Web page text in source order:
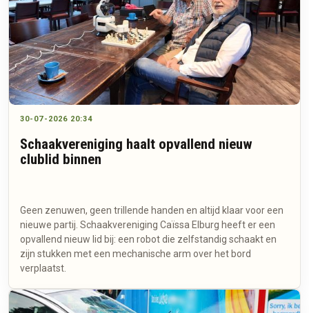
30-07-2026 20:34
Schaakvereniging haalt opvallend nieuw
clublid binnen
Geen zenuwen, geen trillende handen en altijd klaar voor een
nieuwe partij. Schaakvereniging Caïssa Elburg heeft er een
opvallend nieuw lid bij: een robot die zelfstandig schaakt en
zijn stukken met een mechanische arm over het bord
verplaatst.